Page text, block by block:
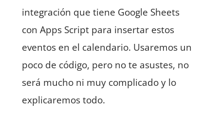
integración que tiene Google Sheets
con Apps Script para insertar estos
eventos en el calendario. Usaremos un
poco de código, pero no te asustes, no
será mucho ni muy complicado y lo
explicaremos todo.